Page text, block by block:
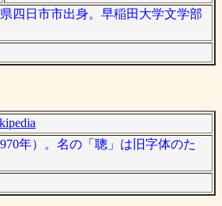
四日市市出身。早稲田大学文学部
年）。名の「聰」は旧字体のた